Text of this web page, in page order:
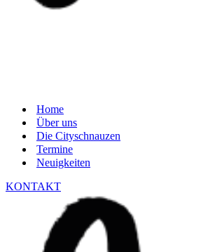
Home
Über uns
Die Cityschnauzen
Termine
Neuigkeiten
KONTAKT